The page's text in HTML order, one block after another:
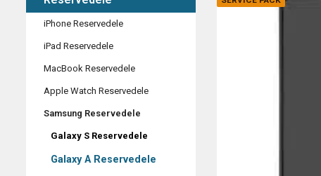
iPhone Reservedele
iPad Reservedele
MacBook Reservedele
Apple Watch Reservedele
Samsung Reservedele
Galaxy S Reservedele
Galaxy A Reservedele